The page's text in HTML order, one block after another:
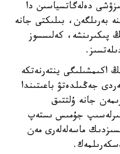
دەلەگاتسياسىن دا
بەرىلگەن، بىلىكتى جانە
پىكىرىنشە، كەلىسسوز
اكىمشىلىگى ينتەرنەتكە
جەڭىلدەتۋ باعىتىندا
جانە ۇلتتىق
جۇمىس ىستەپ
ماسەلەلەرى مەن